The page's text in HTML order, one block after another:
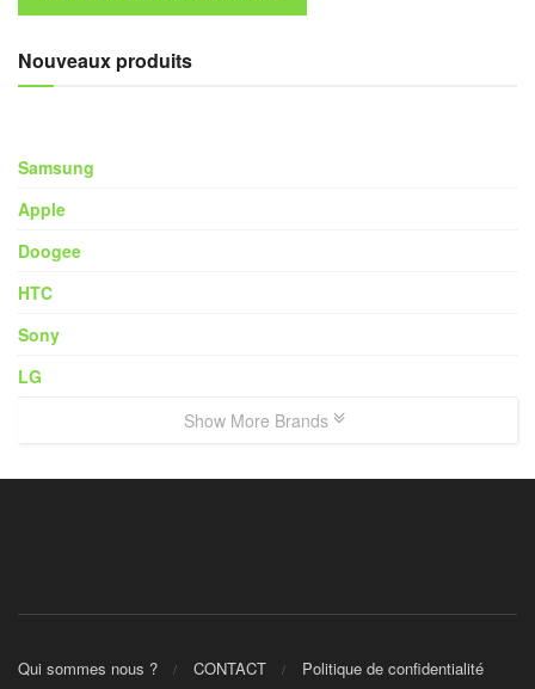
Nouveaux produits
Samsung
Apple
Doogee
HTC
Sony
LG
Show More Brands
Qui sommes nous ? CONTACT Politique de confidentialité